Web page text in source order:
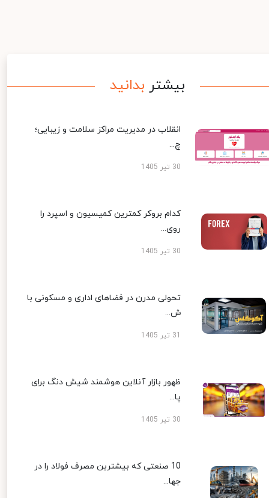
بیشتر بدانید
انقلاب در مدیریت مراکز سلامت و زیبایی؛
چ...
30 تیر 1405
کدام بروکر کمترین کمیسیون و اسپرد را
روی...
30 تیر 1405
تحولی مدرن در فضاهای اداری و مسکونی با
ش...
ظهور بازار آنلاین هوشمند شیش دنگ برای
پا...
30 تیر 1405
10 صنعتی که بیشترین مصرف فولاد را در
جها...